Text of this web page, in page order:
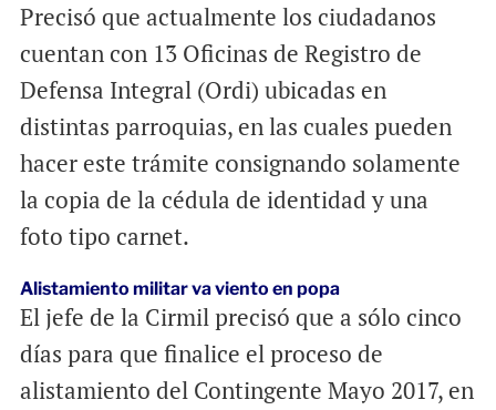
Precisó que actualmente los ciudadanos
cuentan con 13 Oficinas de Registro de
Defensa Integral (Ordi) ubicadas en
distintas parroquias, en las cuales pueden
hacer este trámite consignando solamente
la copia de la cédula de identidad y una
foto tipo carnet.
Alistamiento militar va viento en popa
El jefe de la Cirmil precisó que a sólo cinco
días para que finalice el proceso de
alistamiento del Contingente Mayo 2017, en